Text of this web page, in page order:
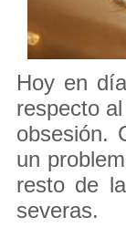
Hoy en
respecto
obsesión.
un
resto de
severas.